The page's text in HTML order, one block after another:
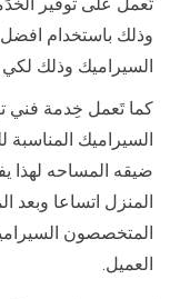
وذلك باستخدام
السيراميك وذلك لكي
كما تَعمل خِدمة فني
السيراميك
ضيقه المساحه لهذا
المنزل اتساعا وبعد
المتخصصون
العميل.